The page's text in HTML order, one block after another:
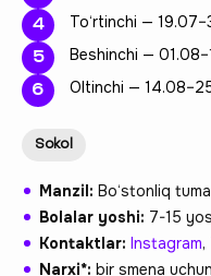
To‘rtinchi —
Beshinchi —
Oltinchi —
Sokol
Manzil: Bo‘stonliq
Bolalar yoshi: 7-15
Kontaktlar: Instagram,
Narxi*: bir smena